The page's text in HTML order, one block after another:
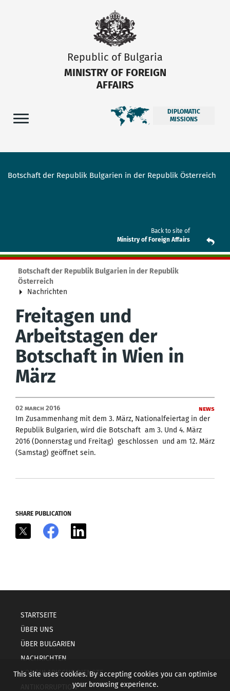
Republic of Bulgaria
MINISTRY OF FOREIGN
AFFAIRS
DIPLOMATIC
MISSIONS
Botschaft der Republik Bulgarien in der Republik Österreich
Back to site of
Ministry of Foreign Affairs
Botschaft der Republik Bulgarien in der Republik
Österreich
Nachrichten
Freitagen und
Arbeitstagen der
Botschaft in Wien in
März
02 March 2016 News
Im Zusammenhang mit dem 3. März, Nationalfeiertag in der
Republik Bulgarien, wird die Botschaft am 3. Und 4. März
2016 (Donnerstag und Freitag) geschlossen und am 12. März
(Samstag) geöffnet sein.
SHARE PUBLICATION
Facebook
STARTSEITE
ÜBER UNS
ÜBER BULGARIEN
NACHRICHTEN
KONSULARISCHE DIENSTE
ANTIKORRUPTION
This site uses cookies. By accepting cookies you can optimise
your browsing experience.